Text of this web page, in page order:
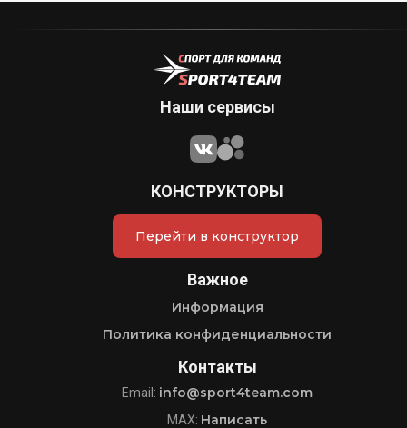
Наши сервисы
КОНСТРУКТОРЫ
Перейти в конструктор
Важное
Информация
Политика конфиденциальности
Контакты
Email: info@sport4team.com
MAX: Написать